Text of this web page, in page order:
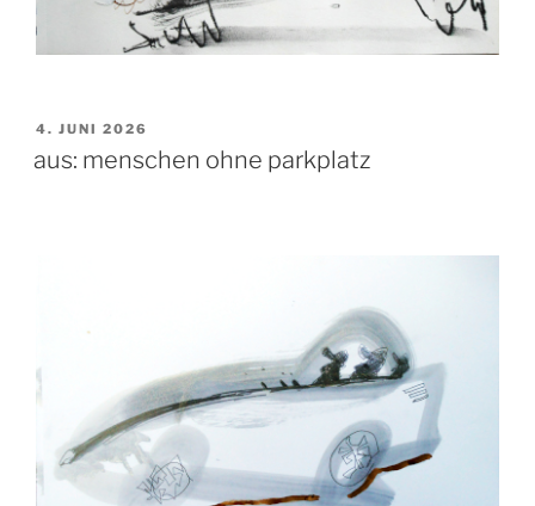
VERÖFFENTLICHT
4. JUNI 2026
aus: menschen ohne parkplatz